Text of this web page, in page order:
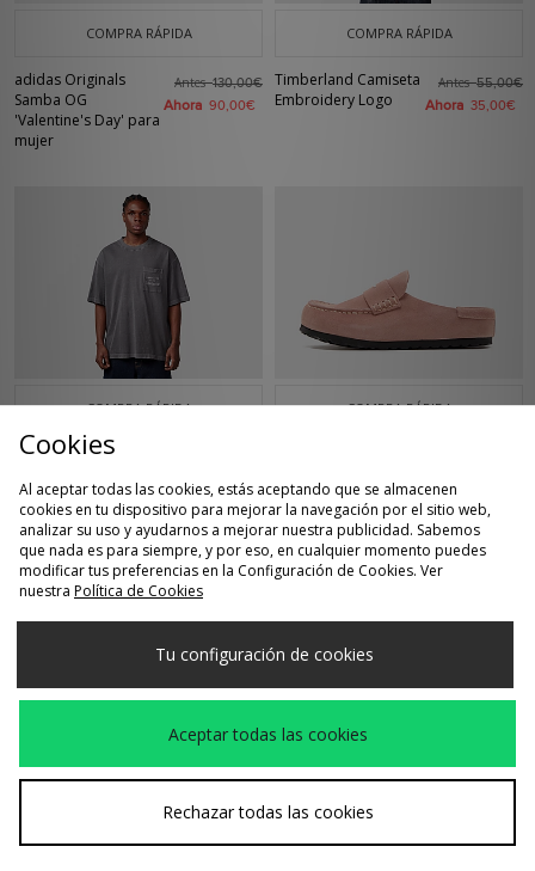
COMPRA RÁPIDA
adidas Originals
Samba OG
'Valentine's Day' para
mujer
Antes130,00€
Ahora 90,00€
COMPRA RÁPIDA
Timberland Camiseta
Embroidery Logo
Antes55,00€
Ahora 35,00€
COMPRA RÁPIDA
Timberland Camiseta
Ahora 35,00€
COMPRA RÁPIDA
COMPRA RÁPIDA
Antes110,00€
Ahora85,00€
COMPRA RÁPIDA
Timberland Sudadera
Ahora70,00€
Cookies
Al aceptar todas las cookies, estás aceptando que se almacenen
cookies en tu dispositivo para mejorar la navegación por el sitio web,
analizar su uso y ayudarnos a mejorar nuestra publicidad. Sabemos
que nada es para siempre, y por eso, en cualquier momento puedes
modificar tus preferencias en la Configuración de Cookies. Ver
nuestra Política de Cookies
Tu configuración de cookies
Aceptar todas las cookies
Rechazar todas las cookies